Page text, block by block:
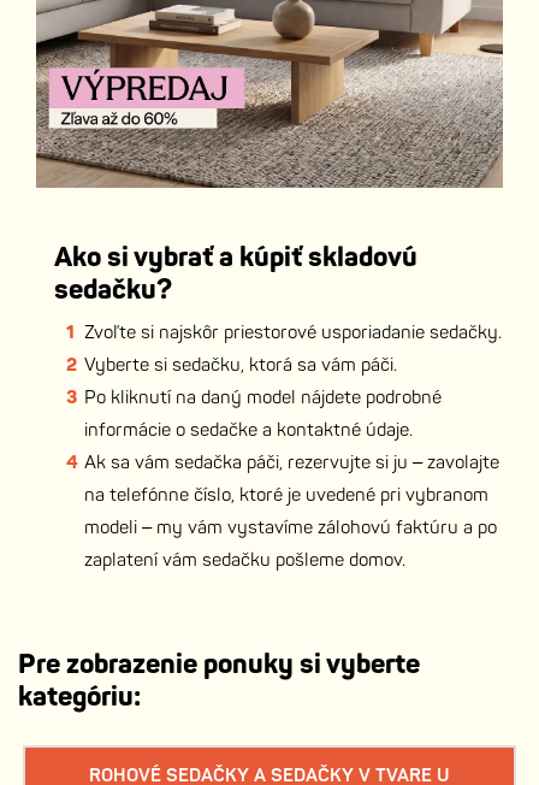
Ako si vybrať a kúpiť skladovú
sedačku?
Zvoľte si najskôr priestorové usporiadanie sedačky.
Vyberte si sedačku, ktorá sa vám páči.
Po kliknutí na daný model nájdete podrobné
informácie o sedačke a kontaktné údaje.
Ak sa vám sedačka páči, rezervujte si ju – zavolajte
na telefónne číslo, ktoré je uvedené pri vybranom
modeli – my vám vystavíme zálohovú faktúru a po
zaplatení vám sedačku pošleme domov.
Pre zobrazenie ponuky si vyberte
kategóriu:
ROHOVÉ SEDAČKY A SEDAČKY V TVARE U